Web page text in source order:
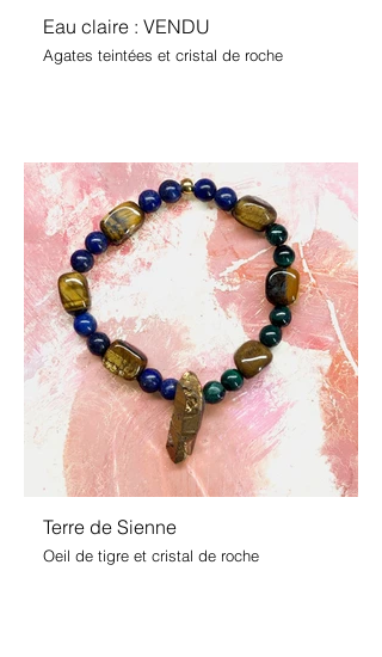
Eau claire : VENDU
Agates teintées et cristal de roche
Terre de Sienne
Oeil de tigre et cristal de roche